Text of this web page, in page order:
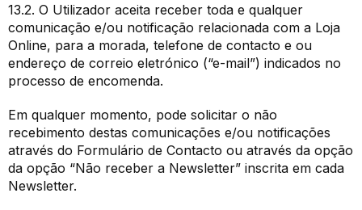
13.2. O Utilizador aceita receber toda e qualquer
comunicação e/ou notificação relacionada com a Loja
Online, para a morada, telefone de contacto e ou
endereço de correio eletrónico (“e-mail”) indicados no
processo de encomenda.
Em qualquer momento, pode solicitar o não
recebimento destas comunicações e/ou notificações
através do Formulário de Contacto ou através da opção
da opção “Não receber a Newsletter” inscrita em cada
Newsletter.